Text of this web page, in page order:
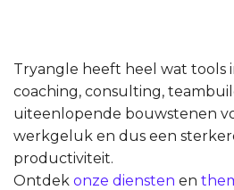
Tryangle heeft heel wat tools
coaching, consulting,
uiteenlopende bouwstenen
werkgeluk en dus een
productiviteit.
Ontdek onze diensten en